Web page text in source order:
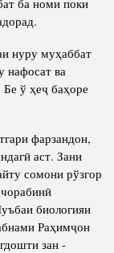
нуру муҳаббат
нафосат ва
ў ҳеҷ баҳоре
фарзандон,
аст. Зани
сомони рўзгор
биологияи
Раҳимҷон
зан -